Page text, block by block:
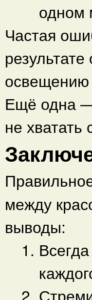
одном
Частая
освещению
Ещё одна —
не
между
выводы: